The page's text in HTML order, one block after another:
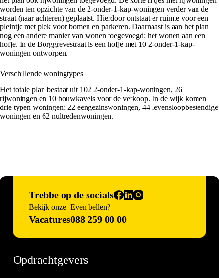
worden ten opzichte van de 2-onder-1-kap-woningen verder van de
straat (naar achteren) geplaatst. Hierdoor ontstaat er ruimte voor een
pleintje met plek voor bomen en parkeren. Daarnaast is aan het plan
nog een andere manier van wonen toegevoegd: het wonen aan een
hofje. In de Borggrevestraat is een hofje met 10 2-onder-1-kap-
woningen ontworpen.
Verschillende woningtypes
Het totale plan bestaat uit 102 2-onder-1-kap-woningen, 26
rijwoningen en 10 bouwkavels voor de verkoop. In de wijk komen
drie typen woningen: 22 eengezinswoningen, 44 levensloopbestendige
woningen en 62 nultredenwoningen.
Trebbe op de socials
Bekijk onze
Vacatures
Even bellen?
088 259 00 00
Opdrachtgevers